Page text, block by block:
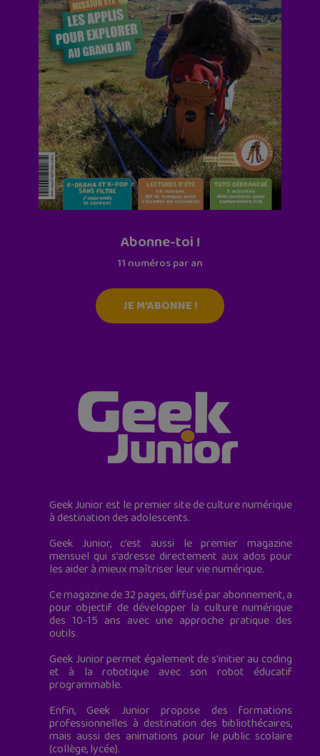
Abonne-toi !
11 numéros par an
JE M'ABONNE !
Geek Junior est le premier site de culture numérique
à destination des adolescents.
Geek Junior, c’est aussi le premier magazine
mensuel qui s’adresse directement aux ados pour
les aider à mieux maîtriser leur vie numérique.
Ce magazine de 32 pages, diffusé par abonnement, a
pour objectif de développer la culture numérique
des 10-15 ans avec une approche pratique des
outils.
Geek Junior permet également de s'initier au coding
et à la robotique avec son robot éducatif
programmable.
Enfin, Geek Junior propose des formations
professionnelles à destination des bibliothécaires,
mais aussi des animations pour le public scolaire
(collège, lycée).